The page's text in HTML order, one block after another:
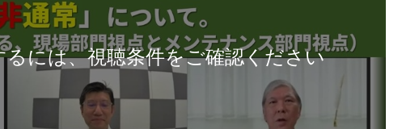
るには、視聴条件をご確認ください